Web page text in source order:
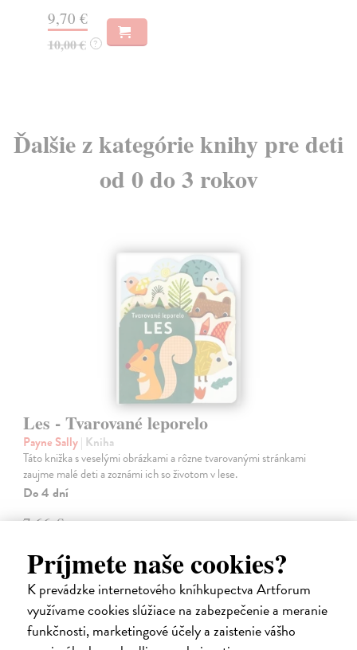
Príjmete naše cookies?
K prevádzke internetového kníhkupectva Artforum
využívame cookies slúžiace na zabezpečenie a meranie
funkčnosti, marketingové účely a zaistenie vášho
16,72 €
17,60 € ?
Ďalšie z kategórie knihy pre deti
od 0 do 3 rokov
Les - Tvarované leporelo
Payne Sally| Kniha
Táto knižka s veselými obrázkami a rôzne tvarovanými stránkami
zaujme malé deti a zoznámi ich so životom v lese.
Do 4 dní
7,66 €